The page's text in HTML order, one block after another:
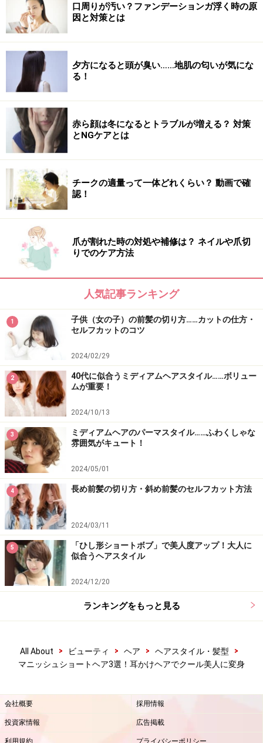
【編集部おすすめの購入サイト】
Amazonで人気のヘアケア用品をチェック！
楽天市場で人気のヘアケア用品をチェック！
口周りが汚い？ファンデーションガ浮く時の原
因と対策とは
夕方になると頭が臭い……地肌の匂いが気にな
る！
赤ら顔は冬になるとトラブルが増える？ 対策
とNGケアとは
チークの適量って一体どれくらい？ 動画で確
認！
爪が割れた時の対処や補修は？ ネイルや爪切
りでのケア方法
人気記事ランキング
1
子供（女の子）の前髪の切り方……カットの仕方・
セルフカットのコツ
2024/02/29
2
40代に似合うミディアムヘアスタイル……ボリュー
ムが重要！
2024/10/13
3
ミディアムヘアのパーマスタイル……ふわくしゃな
雰囲気がキュート！
2024/05/01
4 長め前髪の切り方・斜め前髪のセルフカット方法
2024/03/11
5
「ひし形ショートボブ」で美人度アップ！大人に
似合うヘアスタイル
2024/12/20
ランキングをもっと見る
All About > ビューティ > ヘア > ヘアスタイル・髪型
>
マニッシュショートヘア3選！耳かけヘアでクール美人に変身
会社概要 採用情報
投資家情報 広告掲載
利用規約 プライバシーポリシー